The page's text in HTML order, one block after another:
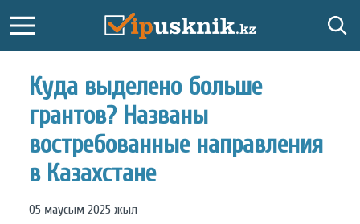
Куда выделено больше
грантов? Названы
востребованные направления
в Казахстане
05 маусым 2025 жыл